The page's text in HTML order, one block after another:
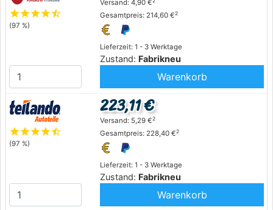
starstarstarstarstar_half
(97 %)
Lieferzeit: 1 - 3 Werktage
Zustand: Fabrikneu
Versand: 4,90 €
Gesamtpreis: 214,60 €2
Warenkorb
starstarstarstarstar_half
(97 %)
Lieferzeit: 1 - 3 Werktage
Zustand: Fabrikneu
223,11 €
Versand: 5,29 €2
Gesamtpreis: 228,40 €2
Warenkorb